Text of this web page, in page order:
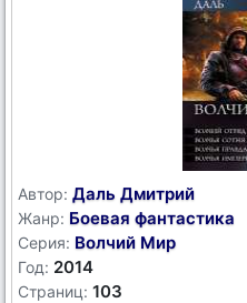
Автор: Даль Дмитрий
Жанр: Боевая фантастика
Серия: Волчий Мир
Год: 2014
Страниц: 103